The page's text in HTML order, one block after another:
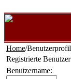
Home/Benutzerprofil
Registrierte Benutzer
Benutzername: